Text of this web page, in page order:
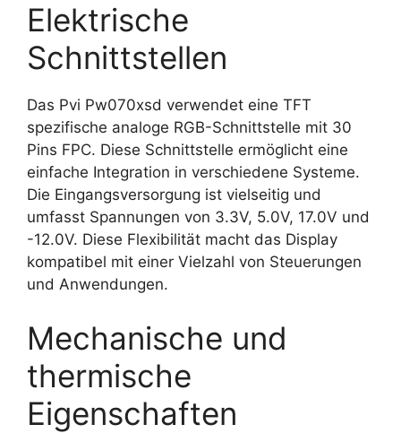
Elektrische
Schnittstellen
Das Pvi Pw070xsd verwendet eine TFT
spezifische analoge RGB-Schnittstelle mit 30
Pins FPC. Diese Schnittstelle ermöglicht eine
einfache Integration in verschiedene Systeme.
Die Eingangsversorgung ist vielseitig und
umfasst Spannungen von 3.3V, 5.0V, 17.0V und
-12.0V. Diese Flexibilität macht das Display
kompatibel mit einer Vielzahl von Steuerungen
und Anwendungen.
Mechanische und
thermische
Eigenschaften